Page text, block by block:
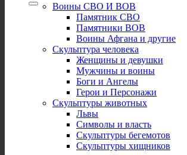
Воины СВО И ВОВ
Памятник СВО
Памятники ВОВ
Воины Афгана и другие
Скульптура человека
Женщины и девушки
Мужчины и воины
Боги и Ангелы
Герои и Персонажи
Скульптуры животных
Львы
Символы и власть
Скульптуры бегемотов
Скульптуры хищников